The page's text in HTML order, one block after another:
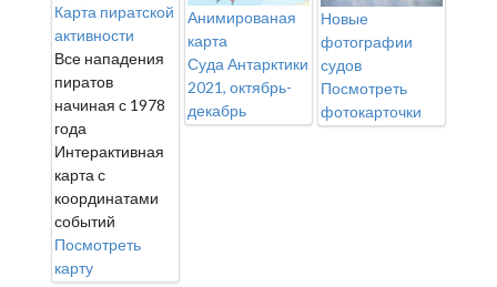
Карта пиратской
активности
Все нападения
пиратов
начиная с 1978
года
Интерактивная
карта с
координатами
событий
Посмотреть
карту
Анимированая
карта
Суда Антарктики
2021, октябрь-
декабрь
Новые
фотографии
судов
Посмотреть
фотокарточки